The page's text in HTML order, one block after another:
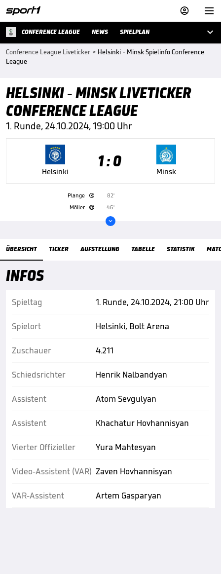


CONFERENCE LEAGUE NEWS SPIELPLAN 
Conference League Liveticker > Helsinki - Minsk Spielinfo Conference
League
HELSINKI - MINSK LIVETICKER
CONFERENCE LEAGUE
1. Runde, 24.10.2024, 19:00 Uhr
Helsinki
1 : 0
Minsk
Plange 
82'
Möller
 46'

ÜBERSICHT TICKER AUFSTELLUNG TABELLE STATISTIK
Übersicht
INFOS
Spieltag
Spielort
Zuschauer
Schiedsrichter
Assistent
Assistent
Vierter Offizieller
Video-Assistent (VAR)
VAR-Assistent
1. Runde, 24.10.2024, 21:00 Uhr
Helsinki, Bolt Arena
4.211
Henrik Nalbandyan
Atom Sevgulyan
Khachatur Hovhannisyan
Yura Mahtesyan
Zaven Hovhannisyan
Artem Gasparyan